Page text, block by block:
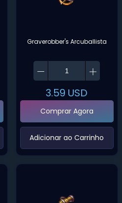
Graverobber's Arcuballista
3.59 USD
Comprar Agora
‌Adicionar ao Carrinho‌